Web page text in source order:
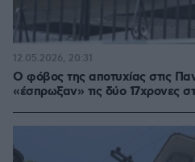
Ο φόβος της αποτυχίας στις
«έσπρωξαν» τις δύο 17χρονες
12.05.2026, 20:31